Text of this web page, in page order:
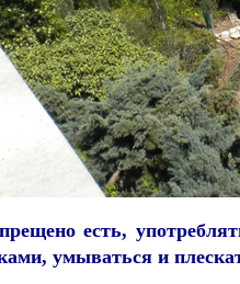
есть,
умываться и